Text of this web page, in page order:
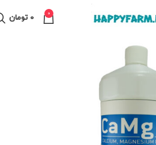
0
0 تومان